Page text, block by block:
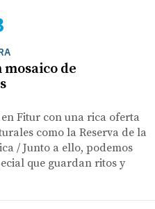
de
Fitur con una rica oferta
como la Reserva de la
/ Junto a ello, podemos
que guardan ritos y